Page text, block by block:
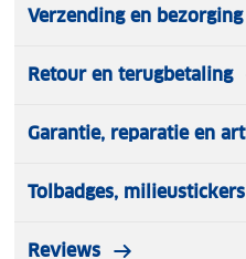
Materiaal: kunststof
Verzending en bezorging
Retour en terugbetaling
Garantie, reparatie en
Tolbadges,
Reviews